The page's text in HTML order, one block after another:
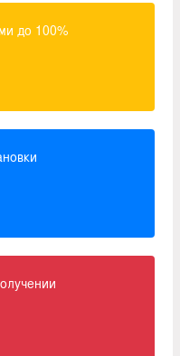
до 100%